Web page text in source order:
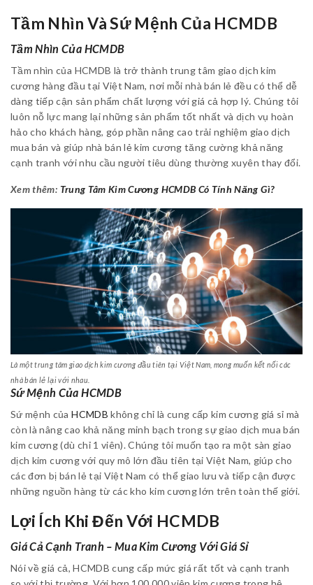
Tầm Nhìn Và Sứ Mệnh Của HCMDB
Tầm Nhìn Của HCMDB
Tầm nhìn của HCMDB là trở thành trung tâm giao dịch kim
cương hàng đầu tại Việt Nam, nơi mỗi nhà bán lẻ đều có thể dễ
dàng tiếp cận sản phẩm chất lượng với giá cả hợp lý. Chúng tôi
luôn nỗ lực mang lại những sản phẩm tốt nhất và dịch vụ hoàn
hảo cho khách hàng, góp phần nâng cao trải nghiệm giao dịch
mua bán và giúp nhà bán lẻ kim cương tăng cường khả năng
cạnh tranh với nhu cầu người tiêu dùng thường xuyên thay đổi.
Xem thêm: Trung Tâm Kim Cương HCMDB Có Tính Năng Gì?
Là một trung tâm giao dịch kim cương đầu tiên tại Việt Nam, mong muốn kết nối các
nhà bán lẻ lại với nhau.
Sứ Mệnh Của HCMDB
Sứ mệnh củaHCMDB không chỉ là cung cấp kim cương giá sỉ mà
còn là nâng cao khả năng minh bạch trong sự giao dịch mua bán
kim cương (dù chỉ 1 viên). Chúng tôi muốn tạo ra một sàn giao
dịch kim cương với quy mô lớn đầu tiên tại Việt Nam, giúp cho
các đơn bị bán lẻ tại Việt Nam có thể giao lưu và tiếp cận được
những nguồn hàng từ các kho kim cương lớn trên toàn thế giới.
Lợi Ích Khi Đến Với HCMDB
Giá Cả Cạnh Tranh – Mua Kim Cương Với Giá Sỉ
Nói về giá cả, HCMDB cung cấp mức giá rất tốt và cạnh tranh